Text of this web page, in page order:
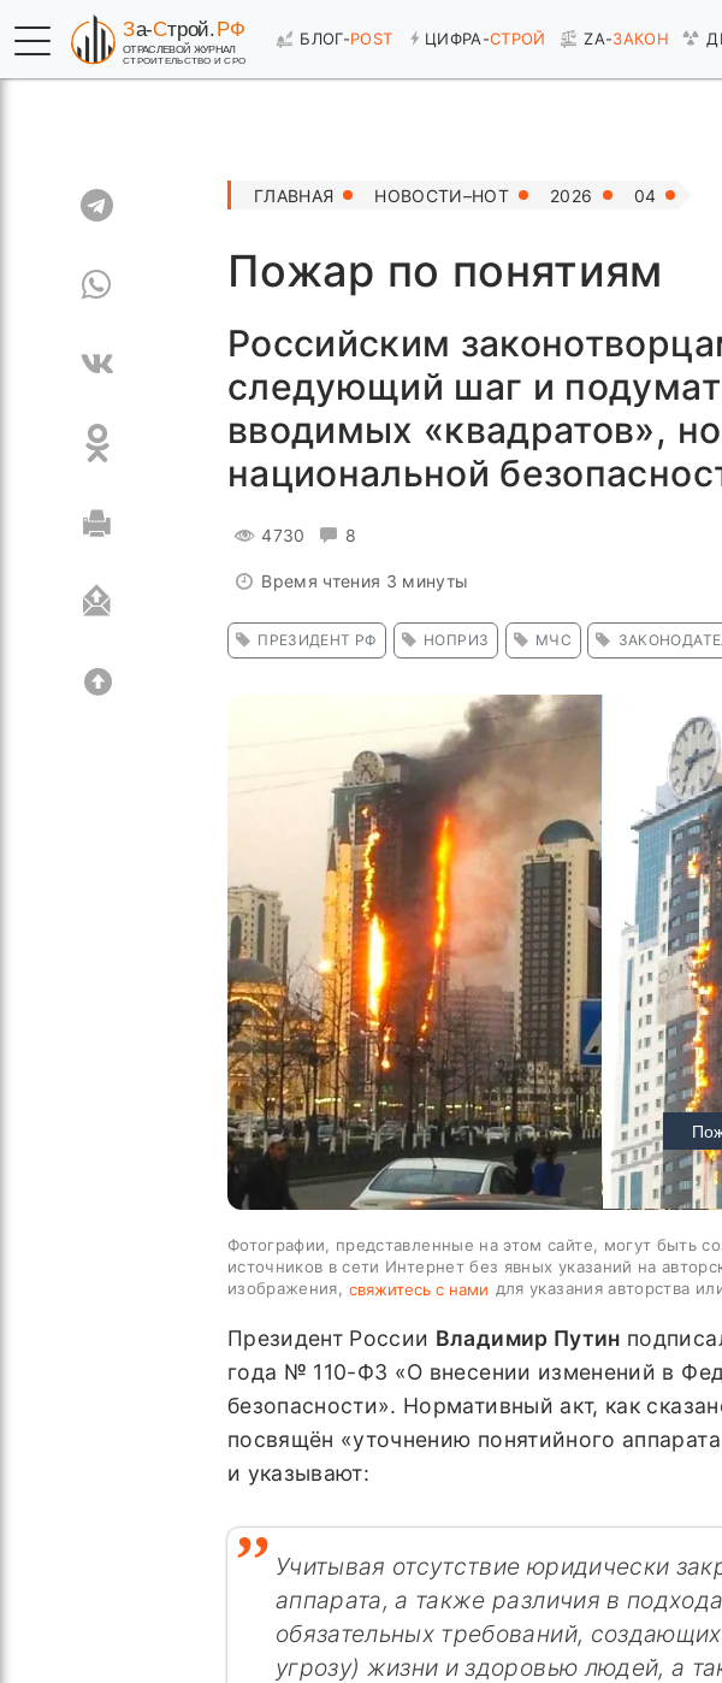
БЛОГ-POST ЦИФРА-СТРОЙ ZA-ЗАКОН
ГЛАВНАЯ НОВОСТИ–HOT 2026 04
Пожар по понятиям
Российским
следующий шаг и
вводимых «квадратов»,
национальной
4730 8
Время чтения 3 минуты
ПРЕЗИДЕНТ РФ НОПРИЗ МЧС
Фотографии, представленные на этом сайте, могут быть
источников в сети Интернет без явных указаний на
изображения, свяжитесь с нами для указания авторства
Президент России Владимир Путин
года № 110-ФЗ «О внесении изменений в
безопасности». Нормативный акт, как
посвящён «уточнению понятийного
и указывают:
Учитывая отсутствие юридически
аппарата, а также различия в
обязательных требований,
угрозу) жизни и здоровью людей, а